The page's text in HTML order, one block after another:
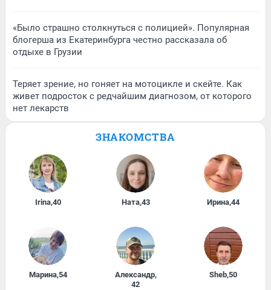
«Было страшно столкнуться с полицией». Популярная
блогерша из Екатеринбурга честно рассказала об
отдыхе в Грузии
Теряет зрение, но гоняет на мотоцикле и скейте. Как
живет подросток с редчайшим диагнозом, от которого
нет лекарств
ЗНАКОМСТВА
Irina,40 Ната,43 Ирина,44
Марина,54 Александр,
42
Sheb,50